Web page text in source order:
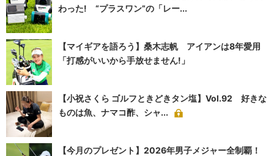
わった! “プラスワン”の「レー...
【マイギアを語ろう】桑木志帆 アイアンは8年愛用
「打感がいいから手放せません!」
【小祝さくら ゴルフときどきタン塩】Vol.92 好きな
ものは魚、ナマコ酢、シャ...
【今月のプレゼント】2026年男子メジャー全制覇！